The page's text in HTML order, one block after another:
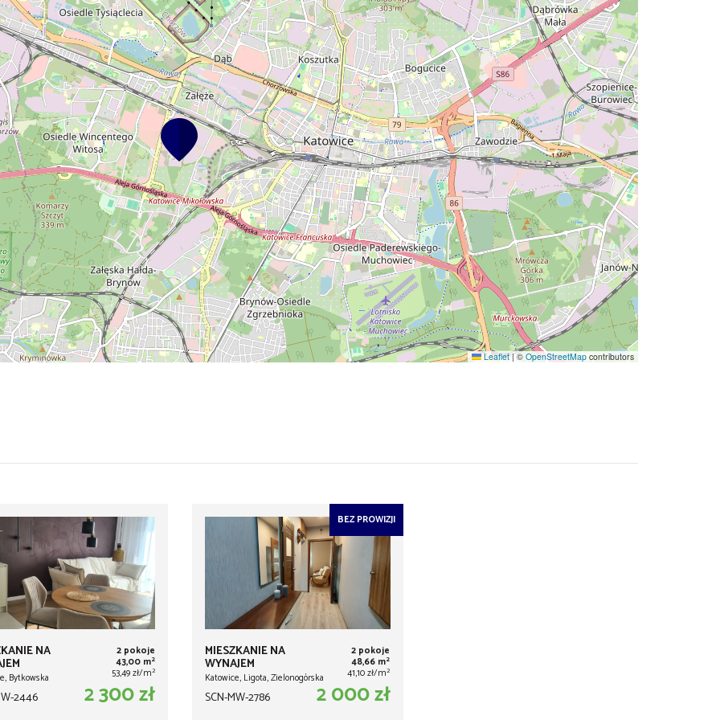
Leaflet |© OpenStreetMap contributors
NA
Bytkowska
2 pokoje
43,00 m2
53,49 zł/m2
2446 2 300 zł
BEZ PROWIZJI
MIESZKANIE NA
WYNAJEM
Katowice, Ligota, Zielonogórska
2 pokoje
48,66 m2
41,10 zł/m2
SCN-MW-2786 2 000 zł